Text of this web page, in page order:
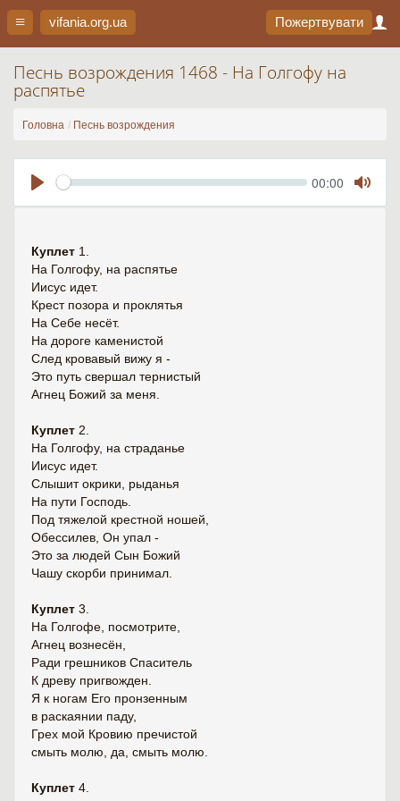
vifania.org.ua Пожертвувати
Песнь возрождения 1468 - На Голгофу на
распятье
Головна Песнь возрождения
Seek Current
00:00
Mute
Куплет 1.
На Голгофу, на распятье
Иисус идет.
Крест позора и проклятья
На Себе несёт.
На дороге каменистой
След кровавый вижу я -
Это путь свершал тернистый
Агнец Божий за меня.
Куплет 2.
На Голгофу, на страданье
Иисус идет.
Слышит окрики, рыданья
На пути Господь.
Под тяжелой крестной ношей,
Обессилев, Он упал -
Это за людей Сын Божий
Чашу скорби принимал.
Куплет 3.
На Голгофе, посмотрите,
Агнец вознесён,
Ради грешников Спаситель
К древу пригвожден.
Я к ногам Его пронзенным
в раскаянии паду,
Грех мой Кровию пречистой
смыть молю, да, смыть молю.
Куплет 4.